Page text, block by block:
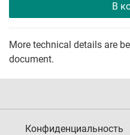
В
More technical details are
document.
Конфиденциальность